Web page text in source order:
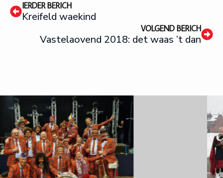
IERDER BERICH
Kreifeld waekind
VOLGEND BERICH
Vastelaovend 2018: det waas ’t dan